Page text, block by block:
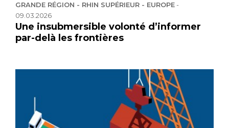
GRANDE RÉGION - RHIN SUPÉRIEUR - EUROPE-
09.03.2026
Une insubmersible volonté d’informer
par-delà les frontières